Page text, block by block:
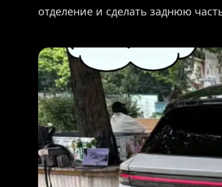
отделение и сделать заднюю